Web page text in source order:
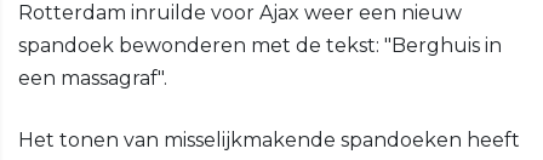
Rotterdam inruilde voor Ajax weer een nieuw
spandoek bewonderen met de tekst: "Berghuis in
een massagraf".
Het tonen van misselijkmakende spandoeken heeft